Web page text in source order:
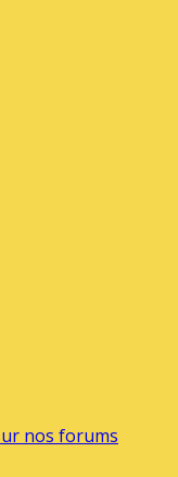
nos forums